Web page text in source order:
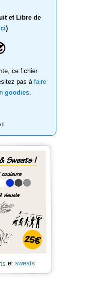
et Libre de
)
ce fichier
pas à faire
goodies
et sweats